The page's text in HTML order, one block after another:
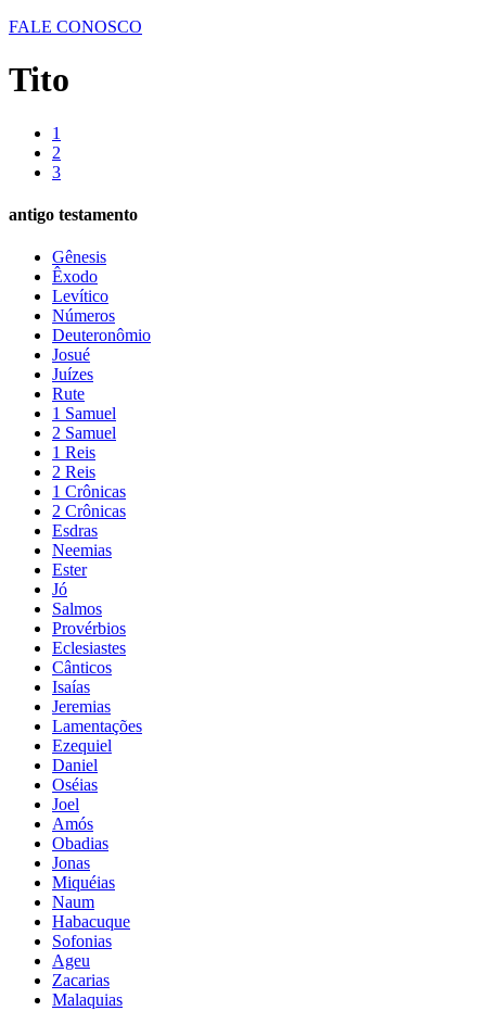
FALE CONOSCO
Tito
1
2
3
antigo testamento
Gênesis
Êxodo
Levítico
Números
Deuteronômio
Josué
Juízes
Rute
1 Samuel
2 Samuel
1 Reis
2 Reis
1 Crônicas
2 Crônicas
Esdras
Neemias
Ester
Jó
Salmos
Provérbios
Eclesiastes
Cânticos
Isaías
Jeremias
Lamentações
Ezequiel
Daniel
Oséias
Joel
Amós
Obadias
Jonas
Miquéias
Naum
Habacuque
Sofonias
Ageu
Zacarias
Malaquias